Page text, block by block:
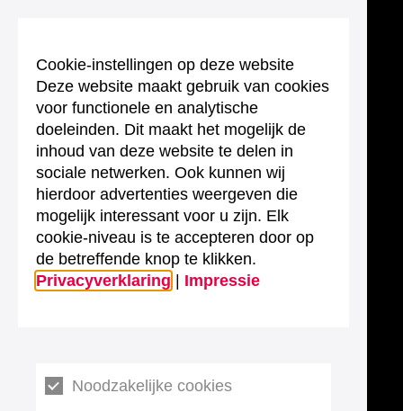
Cookie-instellingen op deze website
Deze website maakt gebruik van cookies
voor functionele en analytische
doeleinden. Dit maakt het mogelijk de
inhoud van deze website te delen in
sociale netwerken. Ook kunnen wij
hierdoor advertenties weergeven die
mogelijk interessant voor u zijn. Elk
cookie-niveau is te accepteren door op
de betreffende knop te klikken.
Privacyverklaring
Impressie
Noodzakelijke cookies